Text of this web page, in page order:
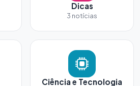
Dicas
3 notícias
Ciência e Tecnologia